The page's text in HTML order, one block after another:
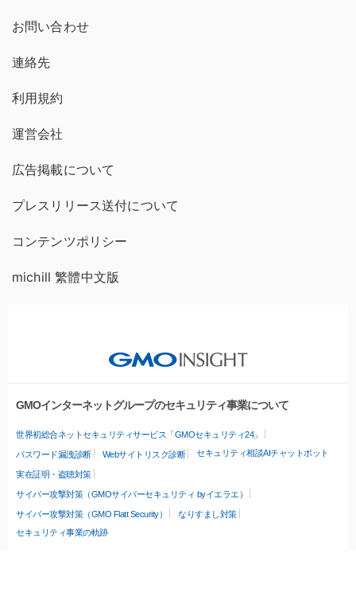
お問い合わせ
連絡先
利用規約
運営会社
広告掲載について
プレスリリース送付について
コンテンツポリシー
michill 繁體中文版
GMOインターネットグループのセキュリティ事業について
世界初総合ネットセキュリティサービス「GMOセキュリティ24」
パスワード漏洩診断 Webサイトリスク診断 セキュリティ相談AIチャットボット
実在証明・盗聴対策
サイバー攻撃対策（GMOサイバーセキュリティ byイエラエ）
サイバー攻撃対策（GMO Flatt Security）
なりすまし対策
セキュリティ事業の軌跡